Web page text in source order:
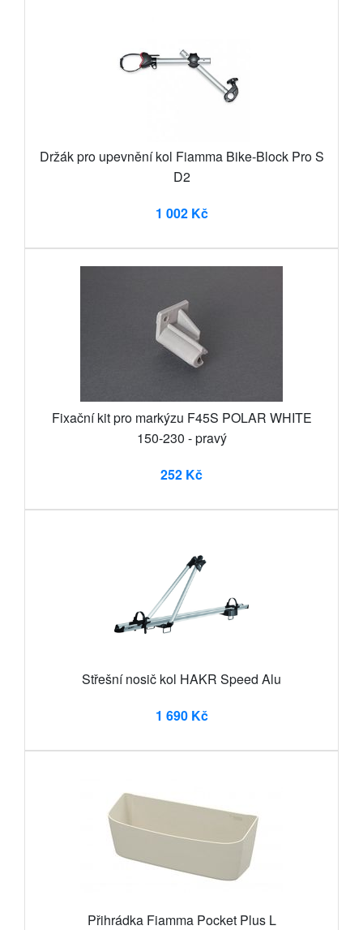
Držák pro upevnění kol Fiamma Bike-Block Pro S
D2
1 002 Kč
Fixační kit pro markýzu F45S POLAR WHITE
150-230 - pravý
252 Kč
Střešní nosič kol HAKR Speed Alu
1 690 Kč
Přihrádka Fiamma Pocket Plus L